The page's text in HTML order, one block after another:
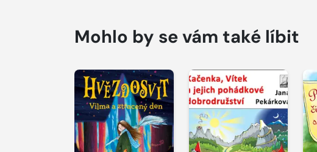
Mohlo by se vám také líbit